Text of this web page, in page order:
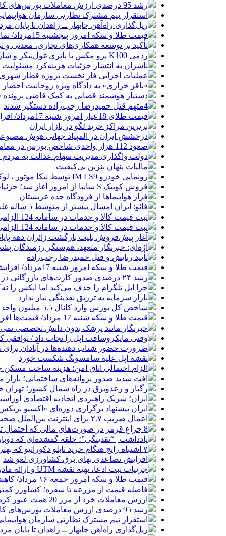
رشد 95 درصدی ارزش معاملات بورس‌های کالایی
استقرار تیم مشترک نظارتی سازمان
ریل‌گذاری راه‌آهن چابهار ــ زاهدان تا پایان
قیمت طلا و سکه امروز پنجشنبه 15مرداد/ تمام قیمت ها بر مدار افزایش + جدول
تأکید بر توسعه همکاری‌های تجاری، معدنی و
ردمی K100 پرو مکس با باتری غول‌پیکر و شارژ بی‌سیم روانه بازار می‌شود
ناشران به انتشار جزئیات هزینه‌کرد
عملیات اجرایی فاز نخست پروژه قطار
«باقر خرازی» به دادگاه ویژه روحانیت
دستیار هوشمند قضایی به کمک قاضی پرونده
4متهم قتل حمیدرضا رجب‌زاده دستگیر شدند
قیمت طلای 18عیار امروز شنبه 17مرداد/ افزایش قیمت + جدول و جزئیات
برترین مراکز خرید لگو در بازار ایران
درخشش ایران در المپیاد جهانی هوش
صعود 112 هزار واحدی شاخص بورس در معاملات امروز
دولت واگذاری مدیریت سهام عدالت به مردم
مالیات پنهان بنزین بی‌کیفیت
رونمایی خودرو IM LS9 توسط نیکا موتور ، لوکس ترین شاسی بلند EREV در ایران
فروش کوییک S سایپا از امروز آغاز شد؛ جزئیات ثبت‌نام و شرایط
فرار هواپیماها از فرودگاه جده عربستان
فائو: ایران امسال بیشتر از متوسط 5 ساله غله تولید می‌کند
ثبت قیمت کالا و خدمات در سامانه 124 الزامی شد
ثبت قیمت کالا و خدمات در سامانه 124 الزامی شد
آغاز پیش‌فروش بلیت بازگشت زائران دهه
اژه‌ای: خبرنگار متعهد، هم‌سنگر رزمندگان
تأیید ربایش و قتل حمیدرضا رجب‌زاده
قیمت طلا و سکه امروز شنبه 17مرداد/ افزایش همه قیمت ها + جدول و جزئیات
رشد ۲۴ درصدی صدور کارت‌های بازرگانی در گرگان
چرا اپل تلگرام را حذف می‌کند اما ایکس را
بازار سرمایه به تزریق نقدینگی نیاز ندارد
شاخص کل بورس وارد کانال 5.5 میلیون واحد شد
قیمت طلا و سکه شنبه 17 مرداد/ قیمت‌ها افزایشی
خبرنگار مانند پزشک بدون دانش تخصصی
وقتی مایکروسافت اپل را نجات داد /
ضرورت حضور شتاب ‌دهنده‌ها در آبادان
نقشه اپل علیه سامسونگ شکست خورد
الزام احتمالی اتاق امن؛ هزینه ساخت مسکن
افت شدید صدور پروانه‌های ساختمانی؛
رگبار و رعدوبرق در راه شمال کشور؛
ایران؛ شریک راهبردی اتحادیه اقتصادی
ایران پیشنهاد برگزاری دوره‌ای «اکسپو
اعمال ضریب ۲.۷ برای اینترنت بین‌الملل صحت دارد؟ / واکنش سازمان تنظیم مقررات
8 چراغ قرمز در صورت‌های مالی که احتمال تقلب را آشکار می‌کند
یادداشت | “نقدینگی”؛ حلقه گمشده‌ای که
۷ اشتباه رایج هنگام خرید تابلو دکوراتیو که بهتر است مرتکب نشوید
افزایش تصاعدی بهای برق کشاورزی لغو شد
جزئیات ثبت ادعا، تهیه نقشه UTM و ارائه مادر سند اعلام شد
قیمت طلا و سکه امروز جمعه ۱۶ مرداد/ کاهش قیمت ها+ جدول و جزییات
فاصله قیمت از مزرعه تا سفره؛ کشاورز
ارزش معاملات خرد از مرز 20 همت عبور کرد
رشد 95 درصدی ارزش معاملات بورس‌های کالایی
استقرار تیم مشترک نظارتی سازمان
ریل‌گذاری راه‌آهن چابهار ــ زاهدان تا پایان